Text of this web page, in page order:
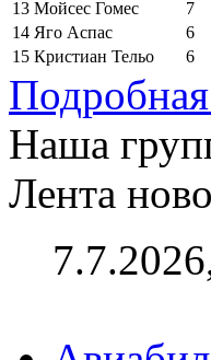
13 Мойсес Гомес
7
14 Яго Аспас
6
15 Кристиан Тельо 6
Наша
Лента